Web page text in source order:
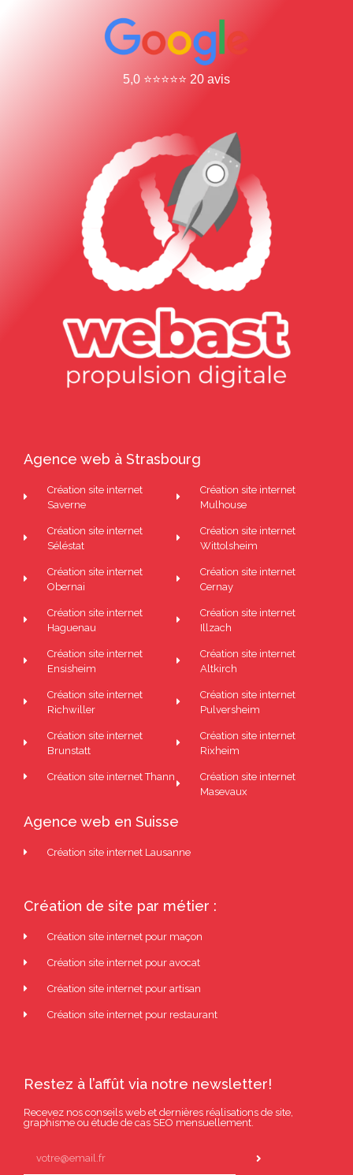
5,0 ⭐⭐⭐⭐⭐ 20 avis
Agence web à Strasbourg
Création site internet
Saverne
Création site internet
Séléstat
Création site internet
Obernai
Création site internet
Haguenau
Création site internet
Ensisheim
Création site internet
Richwiller
Création site internet
Brunstatt
Création site internet Thann
Création site internet
Mulhouse
Création site internet
Wittolsheim
Création site internet
Cernay
Création site internet
Illzach
Création site internet
Altkirch
Création site internet
Pulversheim
Création site internet
Rixheim
Création site internet
Masevaux
Agence web en Suisse
Création site internet Lausanne
Création de site par métier :
Création site internet pour maçon
Création site internet pour avocat
Création site internet pour artisan
Création site internet pour restaurant
Restez à l’affût via notre newsletter!
Recevez nos conseils web et dernières réalisations de site,
graphisme ou étude de cas SEO mensuellement.